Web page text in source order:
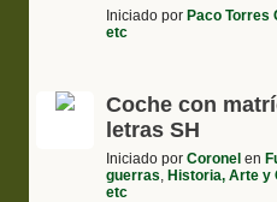
Iniciado por Paco Torres
etc
Coche con
letras SH
Iniciado porCoronel en
guerras, Historia, Arte y
etc